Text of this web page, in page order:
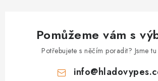
Pomůžeme vám s
Potřebujete s něčím poradit? Jsme
info@